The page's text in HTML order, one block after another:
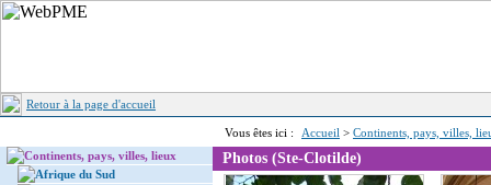
Retour à la page d'accueil
Vous êtes ici : Accueil > Continents, pays, villes,
Continents, pays, villes, lieux
Afrique du Sud
Photos (Ste-Clotilde)